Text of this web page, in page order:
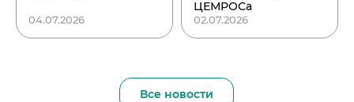
04.07.2026
ЦЕМРОСа
02.07.2026
Все новости